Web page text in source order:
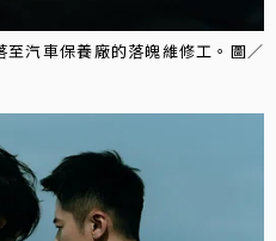
汽車保養廠的落魄維修工。圖／